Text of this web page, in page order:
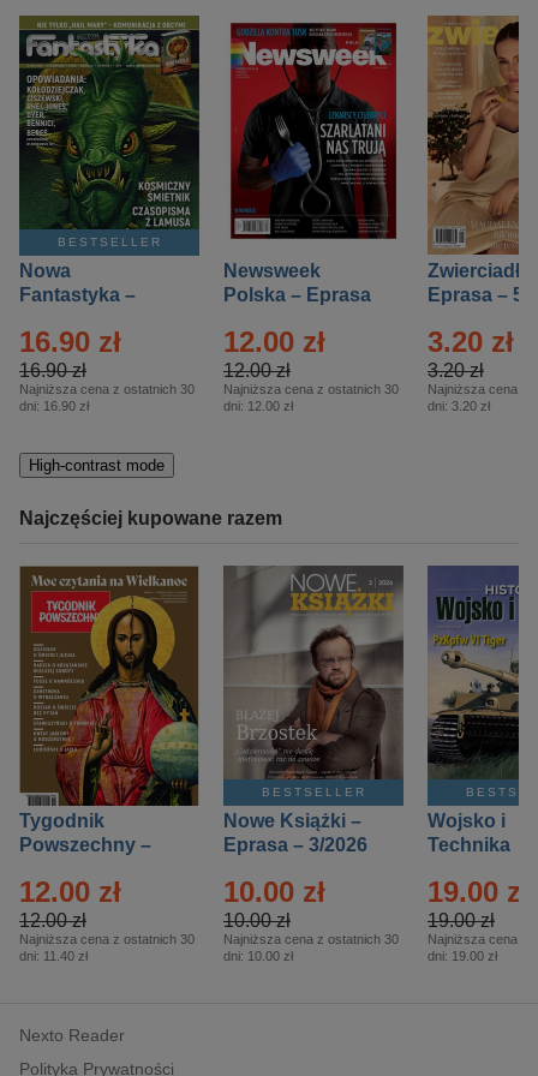
BESTSELLER
Nowa
Fantastyka –
16.90 zł
16.90 zł
Najniższa cena z ostatnich 30
dni: 16.90 zł
Newsweek
Polska – Eprasa
12.00 zł
12.00 zł
Najniższa cena z ostatnich 30
dni: 12.00 zł
Zwierciadło
Eprasa – 5/
3.20 zł
3.20 zł
Najniższa cena z
dni: 3.20 zł
High-contrast mode
Najczęściej kupowane razem
Tygodnik
Powszechny –
12.00 zł
12.00 zł
Najniższa cena z ostatnich 30
dni: 11.40 zł
BESTSELLER
Nowe Książki –
Eprasa – 3/2026
10.00 zł
10.00 zł
Najniższa cena z ostatnich 30
dni: 10.00 zł
Wojsko i
Technika
– 2/2026
19.00 zł
19.00 zł
Najniższa cena z
dni: 19.00 zł
Nexto Reader
Polityka Prywatności